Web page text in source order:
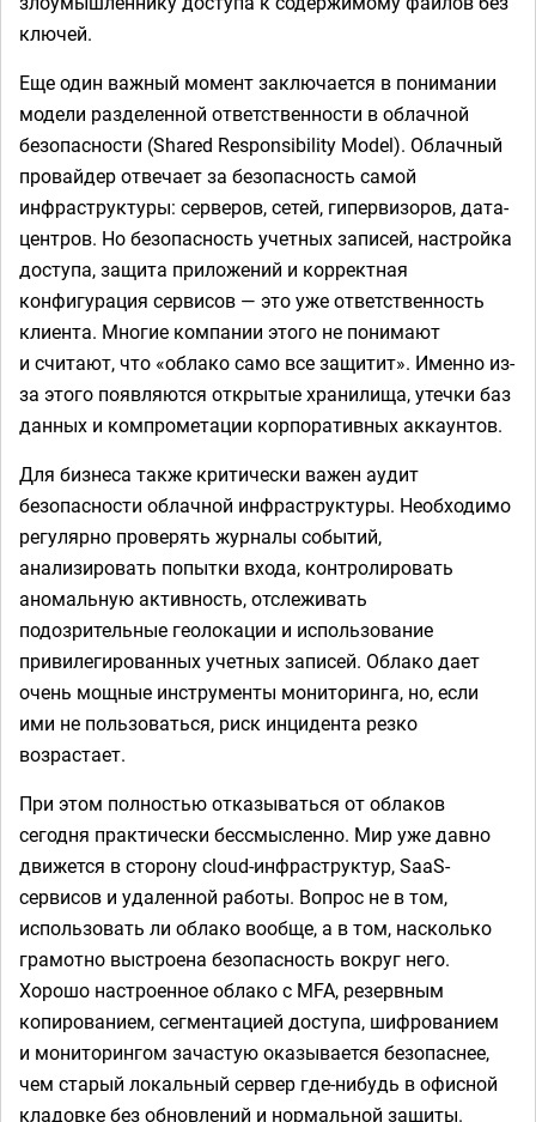
ключей.
Еще один важный момент заключается в понимании
модели разделенной ответственности в облачной
безопасности (Shared Responsibility Model). Облачный
провайдер отвечает за безопасность самой
инфраструктуры: серверов, сетей, гипервизоров, дата-
центров. Но безопасность учетных записей, настройка
доступа, защита приложений и корректная
конфигурация сервисов — это уже ответственность
клиента. Многие компании этого не понимают
и считают, что «облако само все защитит». Именно из-
за этого появляются открытые хранилища, утечки баз
данных и компрометации корпоративных аккаунтов.
Для бизнеса также критически важен аудит
безопасности облачной инфраструктуры. Необходимо
регулярно проверять журналы событий,
анализировать попытки входа, контролировать
аномальную активность, отслеживать
подозрительные геолокации и использование
привилегированных учетных записей. Облако дает
очень мощные инструменты мониторинга, но, если
ими не пользоваться, риск инцидента резко
возрастает.
При этом полностью отказываться от облаков
сегодня практически бессмысленно. Мир уже давно
движется в сторону cloud-инфраструктур, SaaS-
сервисов и удаленной работы. Вопрос не в том,
использовать ли облако вообще, а в том, насколько
грамотно выстроена безопасность вокруг него.
Хорошо настроенное облако с MFA, резервным
копированием, сегментацией доступа, шифрованием
и мониторингом зачастую оказывается безопаснее,
чем старый локальный сервер где-нибудь в офисной
кладовке без обновлений и нормальной защиты.